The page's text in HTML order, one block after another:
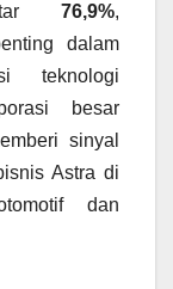
76,9%,
dalam
teknologi
besar
sinyal
Astra di
dan